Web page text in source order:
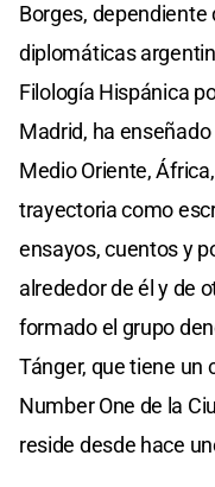
Borges,
diplomáticas
Filología Hispánica
Madrid, ha
Medio Oriente,
trayectoria como
ensayos, cuentos y
alrededor de él y de
formado el grupo
Tánger, que tiene un
Number One de la
reside desde hace